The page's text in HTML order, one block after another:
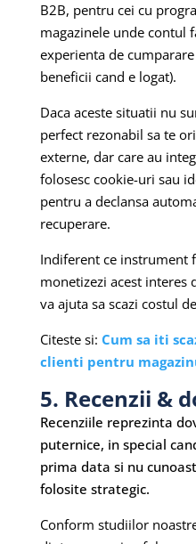
B2B, pentru cei cu
magazinele unde contul
experienta de
beneficii cand e logat).
Daca aceste situatii nu
perfect rezonabil sa te
externe, dar care au
folosesc cookie-uri sau
pentru a declansa
recuperare.
Indiferent ce instrument
monetizezi acest interes
va ajuta sa scazi costul
Citeste si: Cum sa iti
clienti pentru
5. Recenzii &
Recenziile reprezinta
puternice, in special
prima data si nu
folosite strategic.
Conform studiilor